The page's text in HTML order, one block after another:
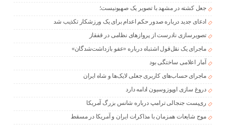
جعل کشته در مشهد با تصویر یک صهیونیست؛
ادعای جدید درباره صدور حکم اعدام برای یک ورزشکار تکذیب شد
تصویرسازی نادرست از پروازهای نظامی در قفقاز
ماجرای یک نقل‌قول اشتباه درباره «عفو بازداشت‌شدگان»
آمار اعلامی ساختگی بود
ماجرای حساب‌های کاربری جعلی لایک‌ها و شاه ایران
دروغ سازی اوپوزوسیون ادامه دارد
ری‌پست جنجالی ترامپ درباره شانس بزرگ آمریکا
موج شایعات همزمان با مذاکرات ایران و آمریکا در مسقط